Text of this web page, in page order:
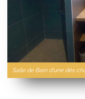
Salle de Bain d'une dès